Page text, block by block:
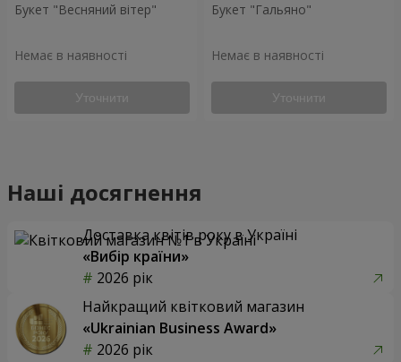
Букет "Весняний вітер"
Немає в наявності
Уточнити
Букет "Гальяно"
Немає в наявності
Уточнити
Наші досягнення
Доставка квітів року в Україні
«Вибір країни»
2026 рік
Найкращий квітковий магазин
«Ukrainian Business Award»
2026 рік